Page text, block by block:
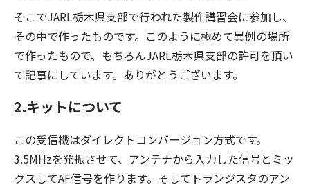
そこでJARL栃木県支部で行われた製作講習会に参加し、
その中で作ったものです。このように極めて異例の場所
で作ったもので、もちろんJARL栃木県支部の許可を頂い
て記事にしています。ありがとうございます。
2.キットについて
この受信機はダイレクトコンバージョン方式です。
3.5MHzを発振させて、アンテナから入力した信号とミッ
クスしてAF信号を作ります。そしてトランジスタのアン